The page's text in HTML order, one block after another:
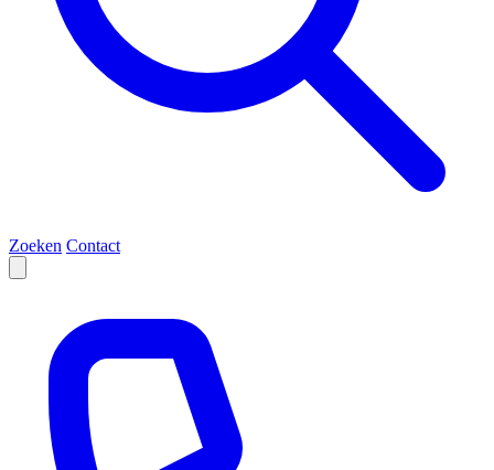
Zoeken Contact